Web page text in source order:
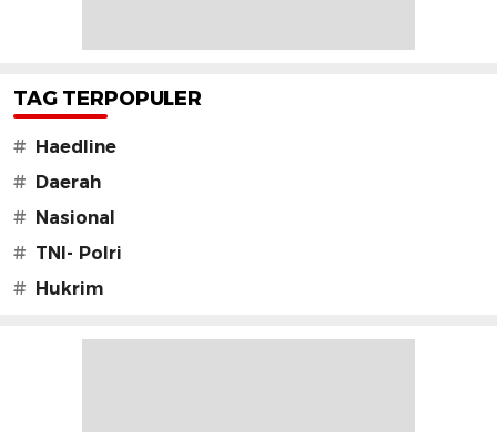
TAG TERPOPULER
# Haedline
# Daerah
# Nasional
# TNI- Polri
# Hukrim